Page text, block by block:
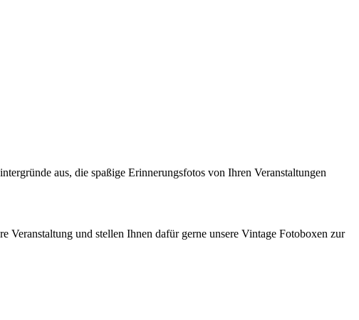
aus, die spaßige Erinnerungsfotos von Ihren Veranstaltungen
Veranstaltung und stellen Ihnen dafür gerne unsere Vintage Fotoboxen zur